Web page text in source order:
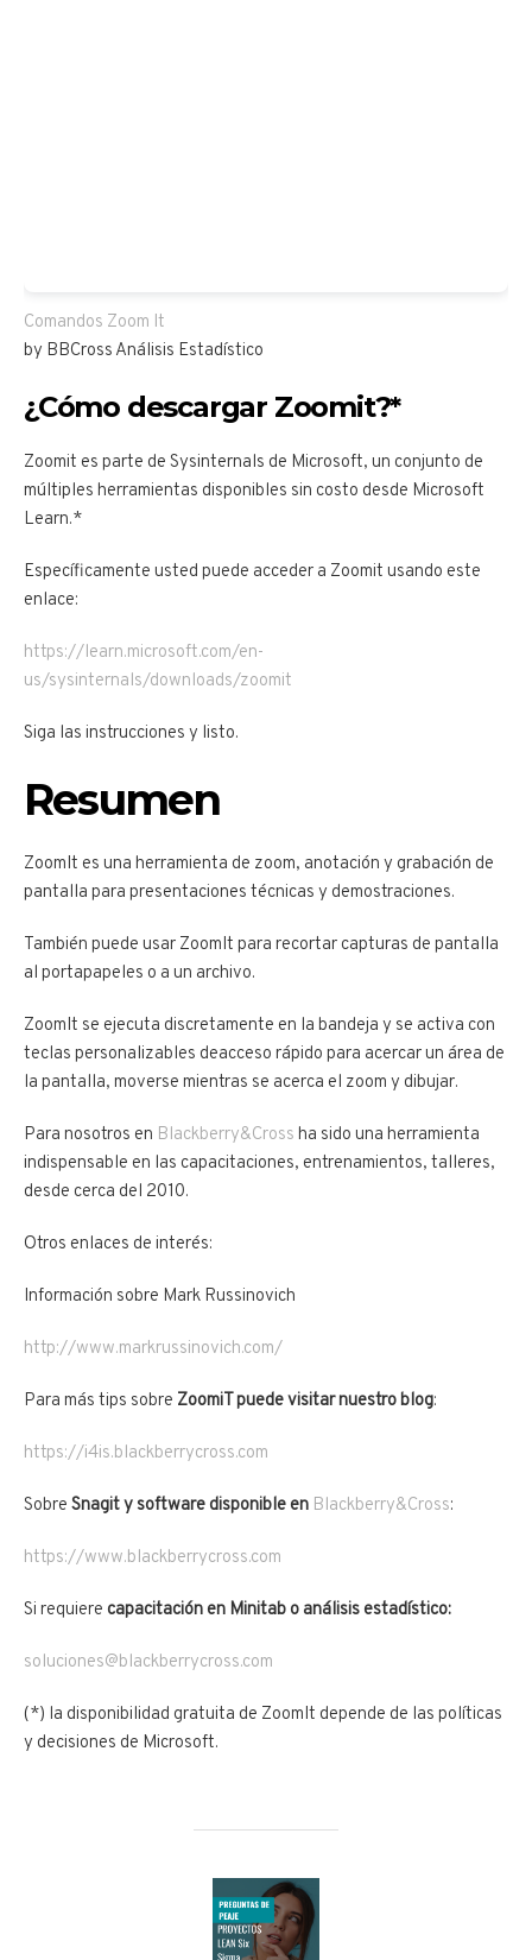
Comandos Zoom It
by BBCross Análisis Estadístico
¿Cómo descargar Zoomit?*
Zoomit es parte de Sysinternals de Microsoft, un conjunto de
múltiples herramientas disponibles sin costo desde Microsoft
Learn.*
Específicamente usted puede acceder a Zoomit usando este
enlace:
https://learn.microsoft.com/en-
us/sysinternals/downloads/zoomit
Siga las instrucciones y listo.
Resumen
ZoomIt es una herramienta de zoom, anotación y grabación de
pantalla para presentaciones técnicas y demostraciones.
También puede usar ZoomIt para recortar capturas de pantalla
al portapapeles o a un archivo.
ZoomIt se ejecuta discretamente en la bandeja y se activa con
teclas personalizables deacceso rápido para acercar un área de
la pantalla, moverse mientras se acerca el zoom y dibujar.
Para nosotros en Blackberry&Cross ha sido una herramienta
indispensable en las capacitaciones, entrenamientos, talleres,
desde cerca del 2010.
Otros enlaces de interés:
Información sobre Mark Russinovich
http://www.markrussinovich.com/
Para más tips sobre ZoomiT puede visitar nuestro blog:
https://i4is.blackberrycross.com
Sobre Snagit y software disponible en Blackberry&Cross:
https://www.blackberrycross.com
Si requiere capacitación en Minitab o análisis estadístico:
soluciones@blackberrycross.com
(*) la disponibilidad gratuita de ZoomIt depende de las políticas
y decisiones de Microsoft.